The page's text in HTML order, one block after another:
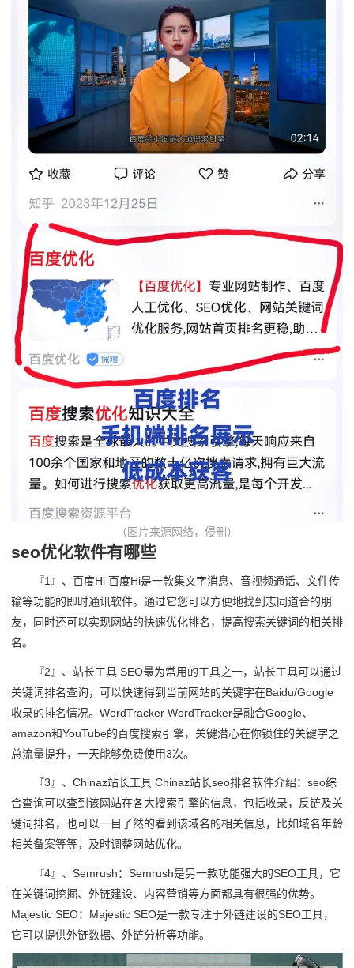
（图片来源网络，侵删）
seo优化软件有哪些
『1』、百度Hi 百度Hi是一款集文字消息、音视频通话、文件传
输等功能的即时通讯软件。通过它您可以方便地找到志同道合的朋
友，同时还可以实现网站的快速优化排名，提高搜索关键词的相关排
名。
『2』、站长工具 SEO最为常用的工具之一，站长工具可以通过
关键词排名查询，可以快速得到当前网站的关键字在Baidu/Google
收录的排名情况。WordTracker WordTracker是融合Google、
amazon和YouTube的百度搜索引擎，关键潜心在你锁住的关键字之
总流量提升，一天能够免费使用3次。
『3』、Chinaz站长工具 Chinaz站长seo排名软件介绍：seo综
合查询可以查到该网站在各大搜索引擎的信息，包括收录，反链及关
键词排名，也可以一目了然的看到该域名的相关信息，比如域名年龄
相关备案等等，及时调整网站优化。
『4』、Semrush：Semrush是另一款功能强大的SEO工具，它
在关键词挖掘、外链建设、内容营销等方面都具有很强的优势。
Majestic SEO：Majestic SEO是一款专注于外链建设的SEO工具，
它可以提供外链数据、外链分析等功能。